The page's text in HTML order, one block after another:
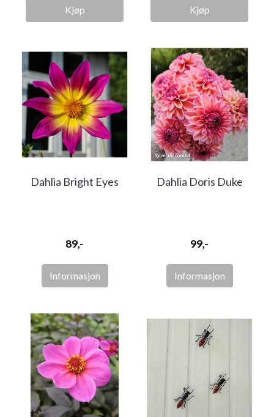
Kjøp Kjøp
Dahlia Bright Eyes
89,-
Informasjon
Dahlia Doris Duke
99,-
Informasjon